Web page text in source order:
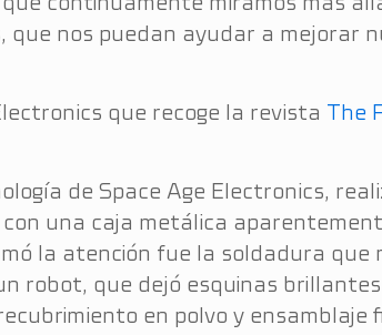
nos puedan ayudar a mejorar
que recoge la revista The
de Space Age Electronics,
una caja metálica
la atención fue la soldadura que
robot, que dejó esquinas
en polvo y ensamblaje